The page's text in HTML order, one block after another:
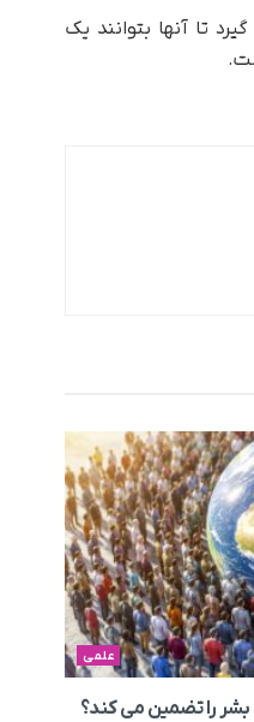
تا آنها بتوانند یک
علمی